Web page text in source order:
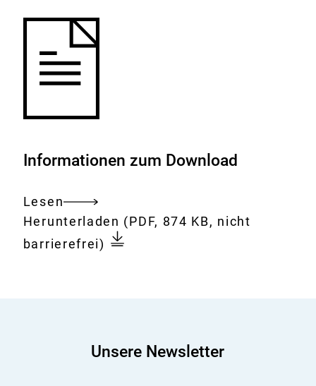
Informationen zum Download
Lesen
Gesamtes
Dokument
Download:
Herunterladen BfR-
Corona-
24.
(PDF, 874 KB, nicht
barrierefrei)
Unsere Newsletter